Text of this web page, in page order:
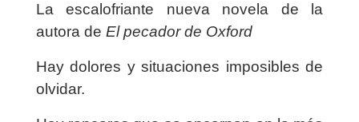
La escalofriante nueva novela de la
autora de El pecador de Oxford
Hay dolores y situaciones imposibles de
olvidar.